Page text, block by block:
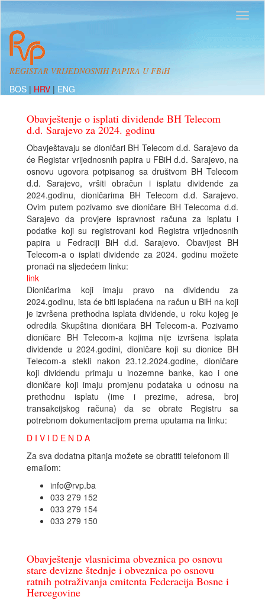
REGISTAR VRIJEDNOSNIH PAPIRA U FBiH
BOS | HRV | ENG
Obavještenje o isplati dividende BH Telecom
d.d. Sarajevo za 2024. godinu
Obavještavaju se dioničari BH Telecom d.d. Sarajevo da
će Registar vrijednosnih papira u FBiH d.d. Sarajevo, na
osnovu ugovora potpisanog sa društvom BH Telecom
d.d. Sarajevo, vršiti obračun i isplatu dividende za
2024.godinu, dioničarima BH Telecom d.d. Sarajevo.
Ovim putem pozivamo sve dioničare BH Telecoma d.d.
Sarajevo da provjere ispravnost računa za isplatu i
podatke koji su registrovani kod Registra vrijednosnih
papira u Fedraciji BiH d.d. Sarajevo. Obavijest BH
Telecom-a o isplati dividende za 2024. godinu možete
pronaći na sljedećem linku:
link
Dioničarima koji imaju pravo na dividendu za
2024.godinu, ista će biti isplaćena na račun u BiH na koji
je izvršena prethodna isplata dividende, u roku kojeg je
odredila Skupština dioničara BH Telecom-a. Pozivamo
dioničare BH Telecom-a kojima nije izvršena isplata
dividende u 2024.godini, dioničare koji su dionice BH
Telecom-a stekli nakon 23.12.2024.godine, dioničare
koji dividendu primaju u inozemne banke, kao i one
dioničare koji imaju promjenu podataka u odnosu na
prethodnu isplatu (ime i prezime, adresa, broj
transakcijskog računa) da se obrate Registru sa
potrebnom dokumentacijom prema uputama na linku:
D I V I D E N D A
Za sva dodatna pitanja možete se obratiti telefonom ili
emailom:
info@rvp.ba
033 279 152
033 279 154
033 279 150
Obavještenje vlasnicima obveznica po osnovu
stare devizne štednje i obveznica po osnovu
ratnih potraživanja emitenta Federacija Bosne i
Hercegovine